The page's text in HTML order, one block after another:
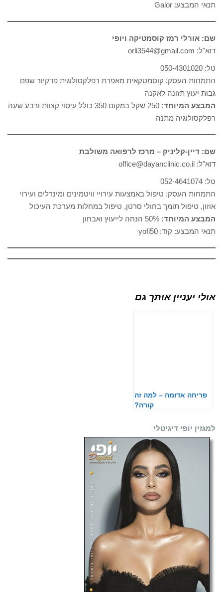
תנאי המבצע: Galor
שם: אורלי רמז קוסמטיקה ויופי
דוא"ל: orli3544@gmail.com
טל: 050-4301020
התמחות העסק: קוסמטקאית מאפרת רפלקסולוגית פדקיור שפם
גבות יעוץ תזונה לאקנה
המבצע המיוחד:
250 שקל במקום 350 כולל עיסוי קצוות ורבע שעה
רפלקסולוגיה מתנה
שם: דיין-קליניק – מרכז לרפואה משולבת
דוא"ל: office@dayanclinic.co.il
טל: 052-4641074
התמחות העסק: טיפול באמצעות עירויי וויטמינים ומינרלים ועירוי
אוזון, טיפול תומך בחולי סרטן, טיפול במחלות מערכת העיכול
המבצע המיוחד: 50% הנחה לייעוץ ואבחון
תנאי המבצע: קוד: yofi50
אולי יעניין אותך גם
פריחה אדומה – למה זה
קורה?
למגזין יופי דיגיטלי